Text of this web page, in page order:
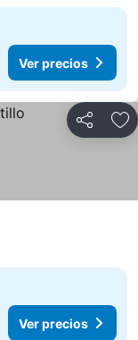
Ver precios
Compartir
Ver precios